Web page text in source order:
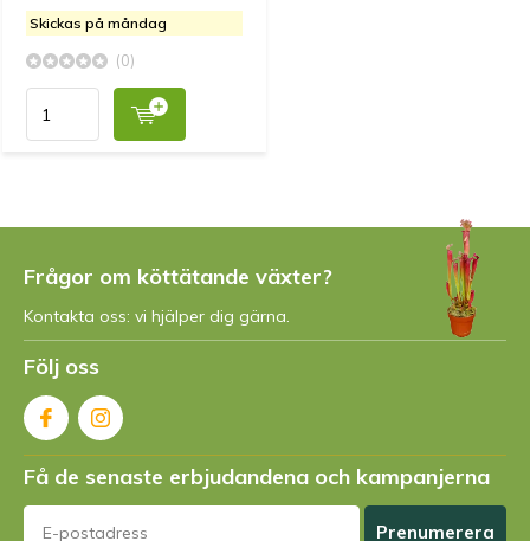
Skickas på måndag
(0)
Frågor om köttätande växter?
Kontakta oss: vi hjälper dig gärna.
Följ oss
Få de senaste erbjudandena och kampanjerna
Prenumerera